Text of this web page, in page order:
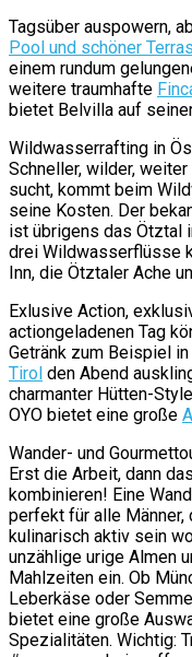
Tagsüber auspowern,
Pool und schöner
einem rundum
weitere traumhafte
bietet Belvilla auf
Wildwasserrafting in
Schneller, wilder,
sucht, kommt beim
seine Kosten. Der
ist übrigens das Ötztal
drei Wildwasserflüsse
Inn, die Ötztaler Ache
Exlusive Action,
actiongeladenen Tag
Getränk zum Beispiel
Tirol den Abend
charmanter Hütten-
OYO bietet eine große
Wander- und
Erst die Arbeit, dann
kombinieren! Eine
perfekt für alle
kulinarisch aktiv sein
unzählige urige Almen
Mahlzeiten ein. Ob
Leberkäse oder
bietet eine große
Spezialitäten. Wichtig: